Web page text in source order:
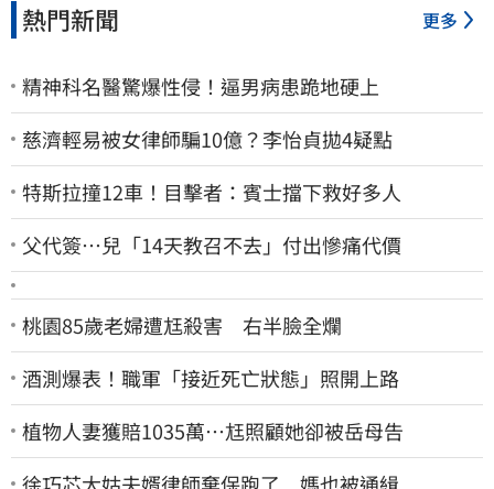
熱門新聞 更多
精神科名醫驚爆性侵！逼男病患跪地硬上
慈濟輕易被女律師騙10億？李怡貞拋4疑點
特斯拉撞12車！目擊者：賓士擋下救好多人
父代簽…兒「14天教召不去」付出慘痛代價
桃園85歲老婦遭尪殺害 右半臉全爛
酒測爆表！職軍「接近死亡狀態」照開上路
植物人妻獲賠1035萬…尪照顧她卻被岳母告
徐巧芯大姑夫婿律師棄保跑了 媽也被通緝